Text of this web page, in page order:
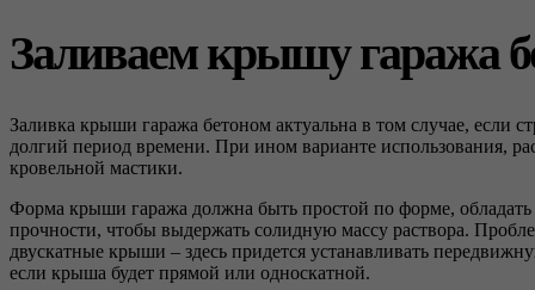
Заливаем крышу гаража
Заливка крыши гаража бетоном актуальна в том случае, если
долгий период времени. При ином варианте использования,
кровельной мастики.
Форма крыши гаража должна быть простой по форме,
прочности, чтобы выдержать солидную массу раствора.
двускатные крыши – здесь придется устанавливать
если крыша будет прямой или односкатной.